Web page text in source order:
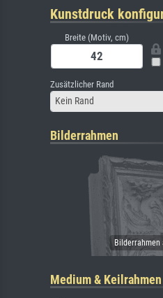
Kunstdruck
Breite (Motiv, cm)
Zusätzlicher Rand
Kein Rand
Bilderrahmen
Medium & Keilrahmen